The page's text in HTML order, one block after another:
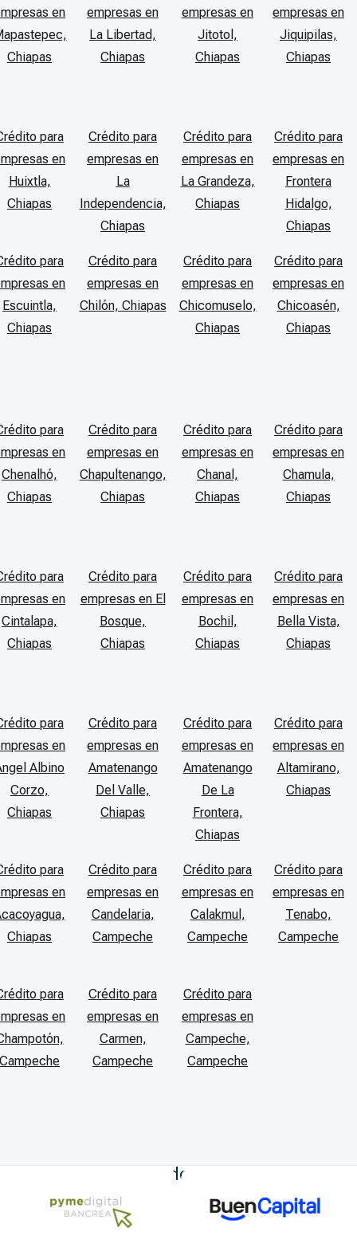
en
Chiapas
empresas en
La Libertad,
Chiapas
empresas en
Jitotol,
Chiapas
empresas en
Jiquipilas,
Chiapas
para
en
Huixtla,
Chiapas
Crédito para
empresas en
La
Independencia,
Chiapas
Crédito para
empresas en
La Grandeza,
Chiapas
Crédito para
empresas en
Frontera
Hidalgo,
Chiapas
para
en
Escuintla,
Chiapas
Crédito para
empresas en
Chilón, Chiapas
Crédito para
empresas en
Chicomuselo,
Chiapas
Crédito para
empresas en
Chicoasén,
Chiapas
para
en
Chenalhó,
Chiapas
Crédito para
empresas en
Chapultenango,
Chiapas
Crédito para
empresas en
Chanal,
Chiapas
Crédito para
empresas en
Chamula,
Chiapas
para
en
Cintalapa,
Chiapas
Crédito para
empresas en El
Bosque,
Chiapas
Crédito para
empresas en
Bochil,
Chiapas
Crédito para
empresas en
Bella Vista,
Chiapas
para
en
Albino
Corzo,
Chiapas
Crédito para
empresas en
Amatenango
Del Valle,
Chiapas
Crédito para
empresas en
Amatenango
De La
Frontera,
Chiapas
Crédito para
empresas en
Altamirano,
Chiapas
para
en
Chiapas
Crédito para
empresas en
Candelaria,
Campeche
Crédito para
empresas en
Calakmul,
Campeche
Crédito para
empresas en
Tenabo,
Campeche
para
en
Campeche
Crédito para
empresas en
Carmen,
Campeche
Crédito para
empresas en
Campeche,
Campeche
Nuestros Aliados Financieros